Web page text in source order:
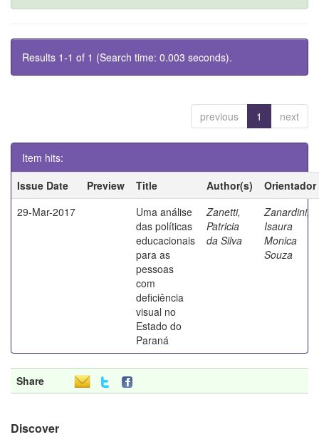
Results 1-1 of 1 (Search time: 0.003 seconds).
previous 1 next
Item hits:
Issue Date
Preview Title Author(s)
Orientador
29-Mar-2017
Uma análise
das políticas
educacionais
para as
pessoas
com
deficiência
visual no
Estado do
Paraná
Zanetti,
Patricia
da Silva
Zanardini,
Isaura
Monica
Souza
Share
Discover